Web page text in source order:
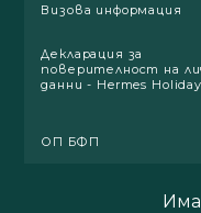
Визова информация
Декларация за
поверителност на
данни - Hermes
ОП БФП